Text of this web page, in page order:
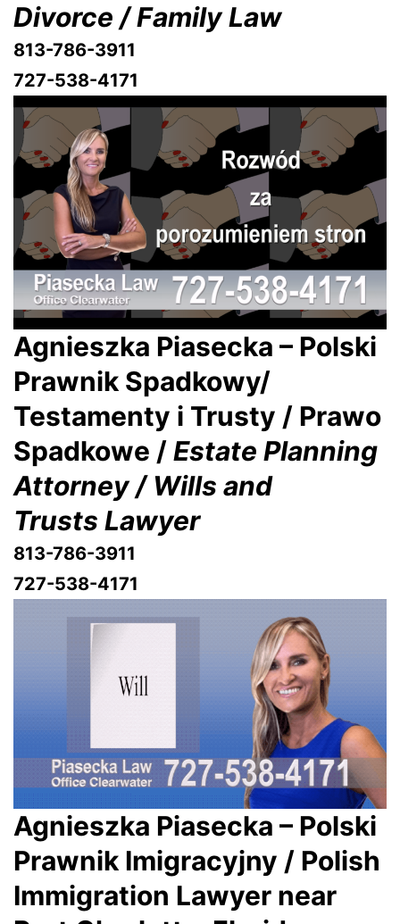
Divorce / Family Law
813-786-3911
727-538-4171
Agnieszka Piasecka – Polski
Prawnik Spadkowy/
Testamenty i Trusty / Prawo
Spadkowe /Estate Planning
Attorney / Wills and
Trusts Lawyer
813-786-3911
727-538-4171
Agnieszka Piasecka – Polski
Prawnik Imigracyjny / Polish
Immigration Lawyer near